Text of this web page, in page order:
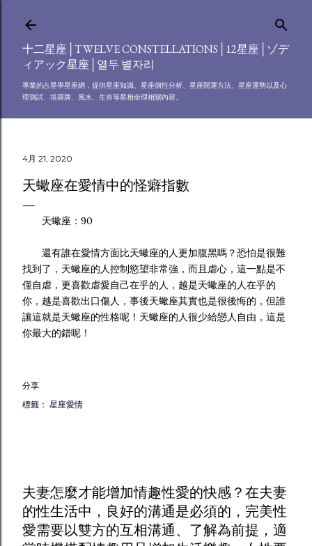
十二星座│TWELVE CONSTELLATIONS│12星座│ゾデ
ィアック星座│열두 별자리
專業的占星學星座網，提供星座知識、星座個性分析、星座開運方法、星座運勢以及心
理測試、塔羅牌、風水、生肖等星相命理相關內容。
4月 21, 2020
天蠍座在愛情中的怪癖指數
天蠍座：90
還有誰在愛情方面比天蠍座的人更加腹黑嗎？恐怕是很難
找到了，天蠍座的人控制慾望非常強，而且虐心，這一點是不
僅自虐，更喜歡虐愛自己在乎的人，越是天蠍座的人在乎的
你，越是喜歡出口傷人，事後天蠍座其實也是很後悔的，但誰
讓這就是天蠍座的性格呢！天蠍座的人很少給戀人自由，這是
你最大的錯呢！
分享
標籤： 星座愛情
夫妻怎麼才能增加情趣性愛的快感？在夫妻
的性生活中，良好的溝通是必須的，完美性
愛需要以雙方的互相溝通、了解為前提，適